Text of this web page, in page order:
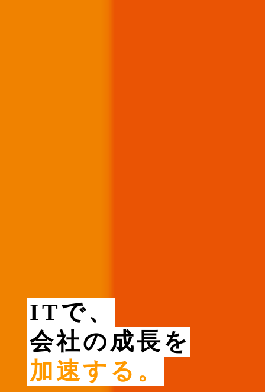
ITで、
会社の成長を
加速する。